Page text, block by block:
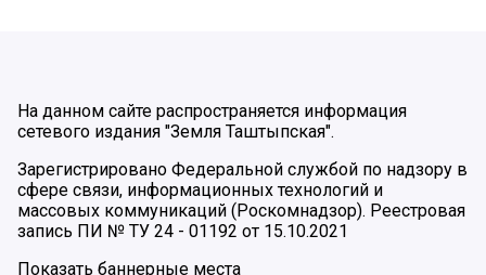
На данном сайте распространяется информация
сетевого издания "Земля Таштыпская".
Зарегистрировано Федеральной службой по надзору в
сфере связи, информационных технологий и
массовых коммуникаций (Роскомнадзор). Реестровая
запись ПИ № ТУ 24 - 01192 от 15.10.2021
Показать баннерные места